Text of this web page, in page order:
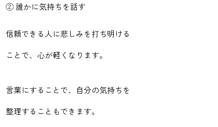
② 誰かに気持ちを話す
信頼できる人に悲しみを打ち明ける
ことで、心が軽くなります。
言葉にすることで、自分の気持ちを
整理することもできます。